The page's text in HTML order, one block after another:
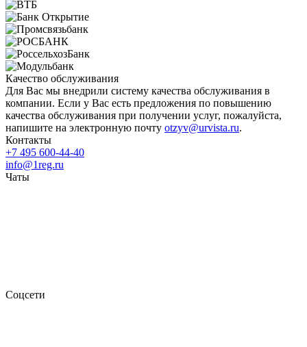
Качество обслуживания
Для Вас мы внедрили систему качества обслуживания в
компании. Если у Вас есть предложения по повышению
качества обслуживания при получении услуг, пожалуйста,
напишите на электронную почту otzyv@urvista.ru.
Контакты
+7 495 600-44-40
info@1reg.ru
Чаты
Соцсети